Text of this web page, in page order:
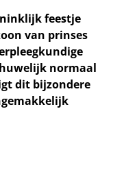
feestje
van prinses
huwelijk normaal
dit bijzondere